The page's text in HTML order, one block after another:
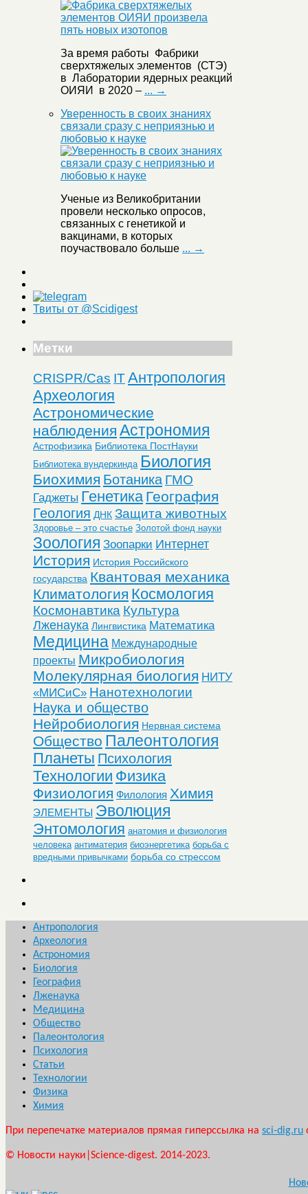
За время работы Фабрики
сверхтяжелых элементов (СТЭ)
в Лаборатории ядерных реакций
ОИЯИ в 2020 – ... →
Уверенность в своих знаниях
связали сразу с неприязнью и
любовью к науке
Ученые из Великобритании
провели несколько опросов,
связанных с генетикой и
вакцинами, в которых
поучаствовало больше ... →
Твиты от @Scidigest
Метки
CRISPR/Cas ITАнтропология
Археология
Астрономические
наблюдения Астрономия
Астрофизика Библиотека ПостНауки
Библиотека вундеркинда Биология
Биохимия Ботаника ГМО
Гаджеты Генетика География
Геология ДНК Защита животных
Здоровье – это счастье Золотой фонд науки
Зоология Зоопарки Интернет
История История Российского
государства Квантовая механика
Климатология Космология
Космонавтика Культура
Лженаука Лингвистика Математика
Медицина Международные
проекты Микробиология
Молекулярная биология НИТУ
«МИСиС» Нанотехнологии
Наука и общество
Нейробиология Нервная система
Общество Палеонтология
Планеты Психология
Технологии Физика
Физиология Филология Химия
ЭЛЕМЕНТЫ Эволюция
Энтомология анатомия и физиология
человека антиматерия биоэнергетика борьба с
вредными привычками борьба со стрессом
Антропология
Археология
Астрономия
Биология
География
Лженаука
Медицина
Общество
Палеонтология
Психология
Статьи
Технологии
Физика
Химия
При перепечатке материалов прямая гиперссылка на sci-dig.ru
© Новости науки|Science-digest. 2014-2023.